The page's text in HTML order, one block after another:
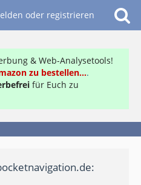
oder registrieren
& Web-Analysetools!
zu bestellen....
für Euch zu